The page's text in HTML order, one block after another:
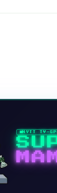
NYTT TV-